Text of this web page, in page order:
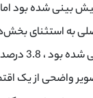
به استثنای
واضحی از یک